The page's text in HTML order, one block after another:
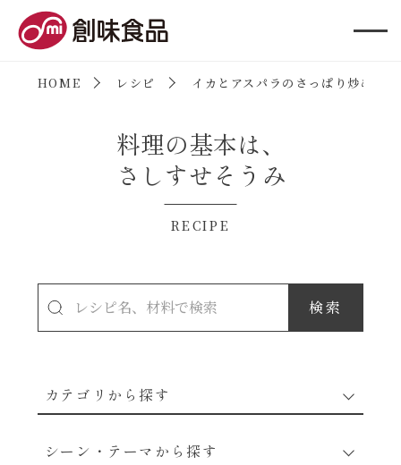
HOME レシピ イカとアスパラのさっぱり炒め
料理の基本は、
さしすせそうみ
RECIPE
カテゴリから探す
シーン・テーマから探す